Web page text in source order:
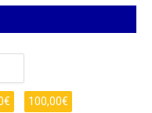
€ 100,00€